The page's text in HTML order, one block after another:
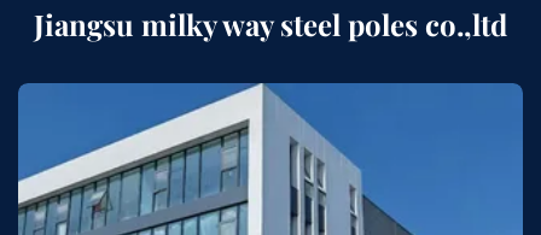
Jiangsu milky way steel poles co.,ltd